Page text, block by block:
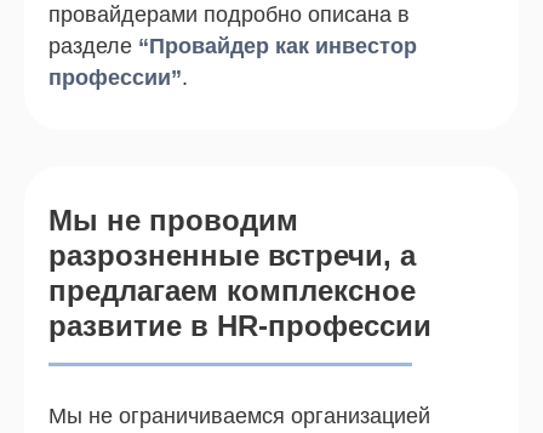
провайдерами подробно описана в
разделе “Провайдер как инвестор
профессии”.
Мы не проводим
разрозненные встречи, а
предлагаем комплексное
развитие в HR-профессии
Мы не ограничиваемся организацией